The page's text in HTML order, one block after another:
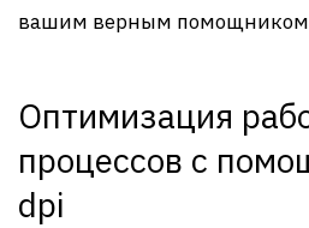
вашим верным
Оптимизация
процессов с
dpi